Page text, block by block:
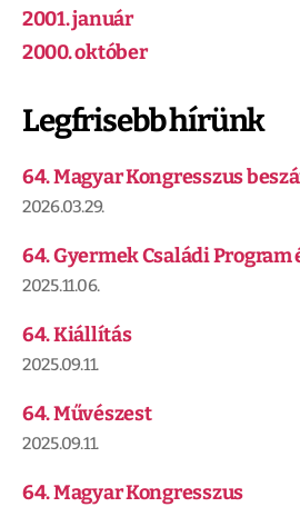
2001. január
2000. október
Legfrisebb hírünk
64. Magyar Kongresszus
2026.03.29.
64. Gyermek Családi Program
2025.11.06.
64. Kiállítás
2025.09.11.
64. Művészest
2025.09.11.
64. Magyar Kongresszus